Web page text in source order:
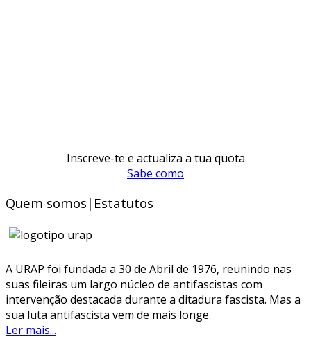
Inscreve-te e actualiza a tua quota
Sabe como
Quem somos|Estatutos
A URAP foi fundada a 30 de Abril de 1976, reunindo nas
suas fileiras um largo núcleo de antifascistas com
intervenção destacada durante a ditadura fascista. Mas a
sua luta antifascista vem de mais longe.
Ler mais...